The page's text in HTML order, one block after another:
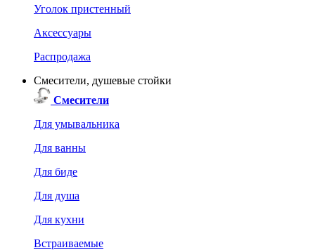
Уголок пристенный
Аксессуары
Распродажа
Смесители, душевые стойки
Смесители
Для умывальника
Для ванны
Для биде
Для душа
Для кухни
Встраиваемые